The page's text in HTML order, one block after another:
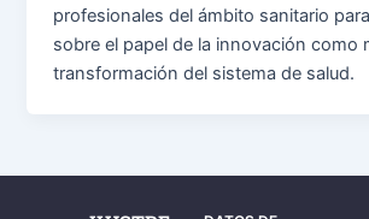
profesionales del ámbito sanitario
sobre el papel de la innovación como
transformación del sistema de salud.